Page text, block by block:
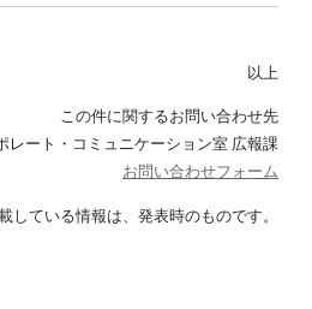
以上
この件に関するお問い合わせ先
レート・コミュニケーション室 広報課
お問い合わせフォーム
している情報は、発表時のものです。